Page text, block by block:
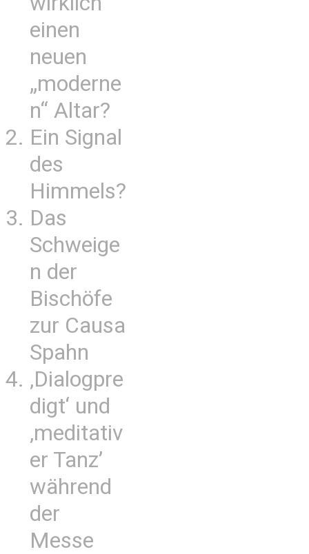
einen
neuen
„moderne
n“ Altar?
Ein Signal
des
Himmels?
Das
Schweige
n der
Bischöfe
zur Causa
Spahn
‚Dialogpre
digt‘ und
‚meditativ
er Tanz’
während
der
Messe